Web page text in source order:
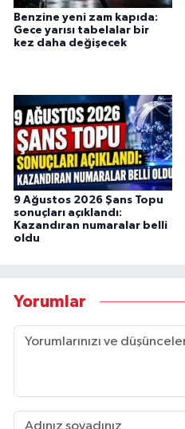
Benzine yeni zam kapıda:
Gece yarısı tabelalar bir
kez daha değişecek
9 Ağustos 2026 Şans Topu
sonuçları açıklandı:
Kazandıran numaralar belli
oldu
Yorumlar